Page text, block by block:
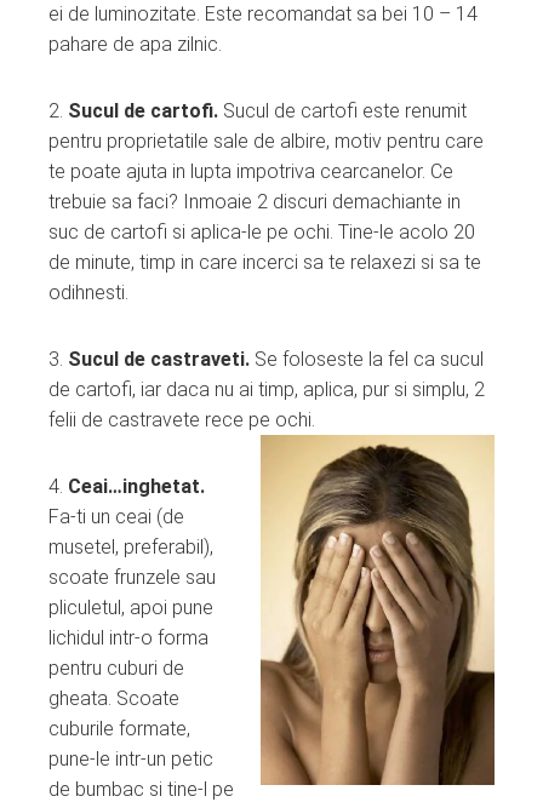
ei de luminozitate. Este recomandat sa bei 10 – 14
pahare de apa zilnic.
2. Sucul de cartofi. Sucul de cartofi este renumit
pentru proprietatile sale de albire, motiv pentru care
te poate ajuta in lupta impotriva cearcanelor. Ce
trebuie sa faci? Inmoaie 2 discuri demachiante in
suc de cartofi si aplica-le pe ochi. Tine-le acolo 20
de minute, timp in care incerci sa te relaxezi si sa te
odihnesti.
3. Sucul de castraveti. Se foloseste la fel ca sucul
de cartofi, iar daca nu ai timp, aplica, pur si simplu, 2
felii de castravete rece pe ochi.
4. Ceai…inghetat.
Fa-ti un ceai (de
musetel, preferabil),
scoate frunzele sau
pliculetul, apoi pune
lichidul intr-o forma
pentru cuburi de
gheata. Scoate
cuburile formate,
pune-le intr-un petic
de bumbac si tine-l pe